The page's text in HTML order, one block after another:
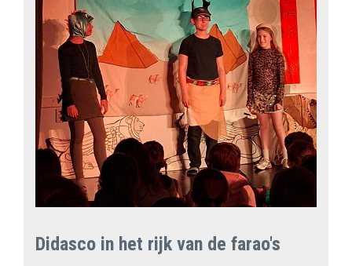
Didasco in het rijk van de farao's